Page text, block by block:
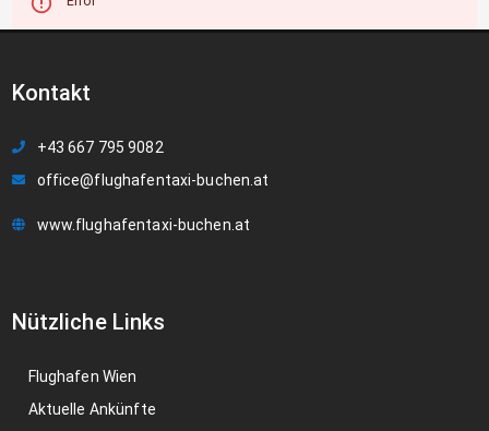
Kontakt
+43 667 795 9082
office@flughafentaxi-buchen.at
www.flughafentaxi-buchen.at
Nützliche Links
Flughafen Wien
Aktuelle Ankünfte